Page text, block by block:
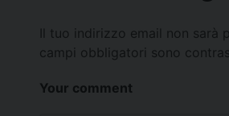
Il tuo indirizzo email non sarà
campi obbligatori sono
Your comment